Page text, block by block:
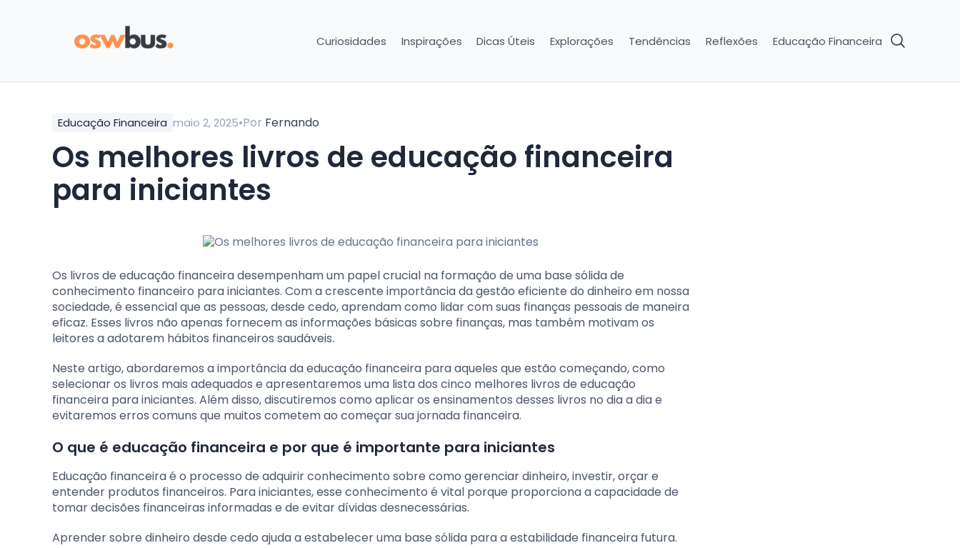
Curiosidades Inspirações Dicas Úteis Explorações Tendências Reflexões Educação Financeira
Educação Financeira maio 2, 2025•Por Fernando
Os melhores livros de educação financeira
para iniciantes
Os livros de educação financeira desempenham um papel crucial na formação de uma base sólida de
conhecimento financeiro para iniciantes. Com a crescente importância da gestão eficiente do dinheiro em nossa
sociedade, é essencial que as pessoas, desde cedo, aprendam como lidar com suas finanças pessoais de maneira
eficaz. Esses livros não apenas fornecem as informações básicas sobre finanças, mas também motivam os
leitores a adotarem hábitos financeiros saudáveis.
Neste artigo, abordaremos a importância da educação financeira para aqueles que estão começando, como
selecionar os livros mais adequados e apresentaremos uma lista dos cinco melhores livros de educação
financeira para iniciantes. Além disso, discutiremos como aplicar os ensinamentos desses livros no dia a dia e
evitaremos erros comuns que muitos cometem ao começar sua jornada financeira.
O que é educação financeira e por que é importante para iniciantes
Educação financeira é o processo de adquirir conhecimento sobre como gerenciar dinheiro, investir, orçar e
entender produtos financeiros. Para iniciantes, esse conhecimento é vital porque proporciona a capacidade de
tomar decisões financeiras informadas e de evitar dívidas desnecessárias.
Aprender sobre dinheiro desde cedo ajuda a estabelecer uma base sólida para a estabilidade financeira futura.